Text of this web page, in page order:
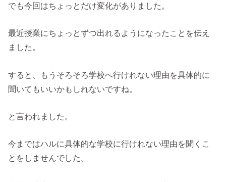
でも今回はちょっとだけ変化がありました。
最近授業にちょっとずつ出れるようになったことを伝え
ました。
すると、もうそろそろ学校へ行けれない理由を具体的に
聞いてもいいかもしれないですね。
と言われました。
今まではハルに具体的な学校に行けれない理由を聞くこ
とをしませんでした。